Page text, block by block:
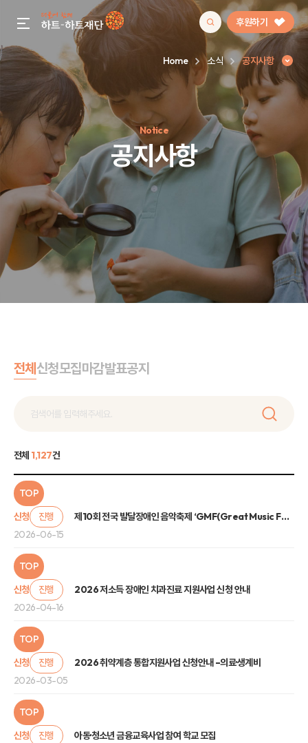
gnb menu open 후원하기
인기 키워드
#정기후원#하트플레이스#캠페인#팬덤후원
Home 소식 공지사항
Notice
공지사항
전체신청모집마감발표공지
전체 1,127건
TOP
신청
진행
제10회 전국 발달장애인 음악축제 ‘GMF(Great Music Festival)’ 관람 신청 안내
2026-06-15
TOP
신청
진행
2026 저소득 장애인 치과진료 지원사업 신청 안내
2026-04-16
TOP
신청
진행
2026 취약계층 통합지원사업 신청안내 –의료·생계비
2026-03-05
TOP
신청
진행
아동·청소년 금융교육사업 참여 학교 모집